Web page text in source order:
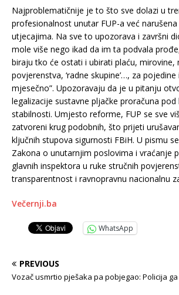
Najproblematičnije je to što sve dolazi u
profesionalnost unutar FUP-a već
utjecajima. Na sve to upozorava i završni
mole više nego ikad da im ta podvala
biraju tko će ostati i ubirati plaću, mirovine,
povjerenstva, ‘radne skupine’…, za pojedine
mjesečno”. Upozoravaju da je u pitanju
legalizacije sustavne pljačke proračuna pod
stabilnosti. Umjesto reforme, FUP se sve
zatvoreni krug podobnih, što prijeti
ključnih stupova sigurnosti FBiH. U pismu
Zakona o unutarnjim poslovima i vraćanje
glavnih inspektora u ruke stručnih
transparentnost i ravnopravnu nacionalnu
Večernji.ba
WhatsApp
PREVIOUS
Vozač usmrtio pješaka pa pobjegao: Policija